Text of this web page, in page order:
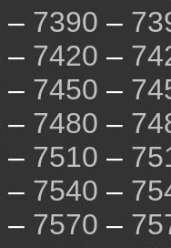
– 7390 –
– 7420 –
– 7450 –
– 7480 –
– 7510 –
– 7540 –
– 7570 –